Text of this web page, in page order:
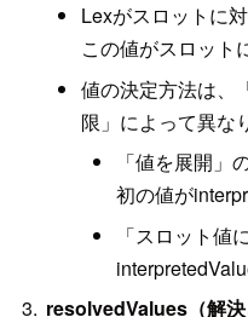
Lexがスロットに
この値がスロット
値の決定方法は、
限」によって異な
「値を展開」
初の値が
「スロット値
resolvedValues（解決